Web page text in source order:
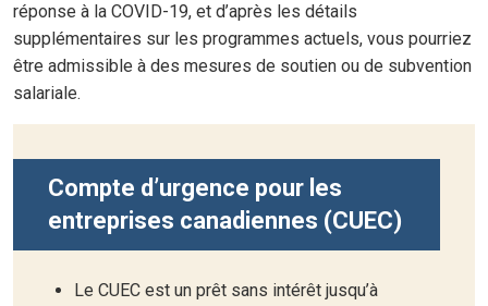
réponse à la COVID-19, et d’après les détails
supplémentaires sur les programmes actuels, vous pourriez
être admissible à des mesures de soutien ou de subvention
salariale.
Compte d’urgence pour les
entreprises canadiennes (CUEC)
Le CUEC est un prêt sans intérêt jusqu’à